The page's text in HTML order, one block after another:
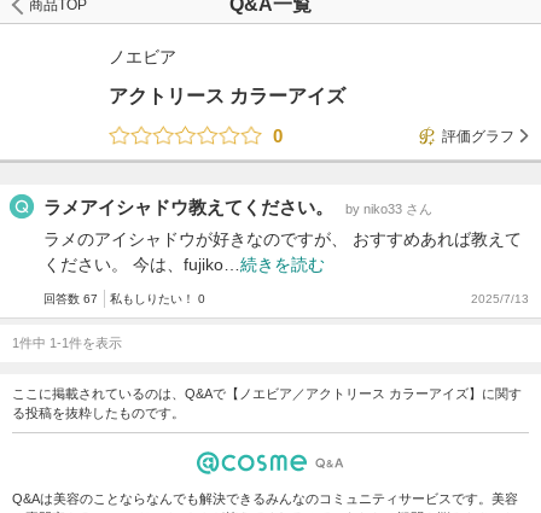
商品TOP
ノエビア
アクトリース カラーアイズ
0
評価グラフ
ラメアイシャドウ教えてください。 by niko33 さん
ラメのアイシャドウが好きなのですが、 おすすめあれば教えて
ください。 今は、fujiko… 続きを読む
回答数 67 私もしりたい！ 0 2025/7/13
1件中 1-1件を表示
ここに掲載されているのは、Q&Aで【ノエビア／アクトリース カラーアイズ】に関す
る投稿を抜粋したものです。
Q&Aは美容のことならなんでも解決できるみんなのコミュニティサービスです。美容